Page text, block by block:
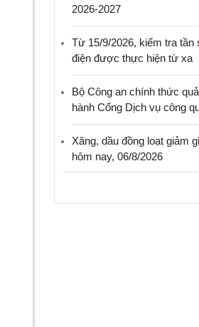
2026-2027
Từ 15/9/2026, kiểm tra tần
điện được thực hiện từ xa
Bộ Công an chính thức
hành Cổng Dịch vụ công
Xăng, dầu đồng loạt giảm
hôm nay, 06/8/2026